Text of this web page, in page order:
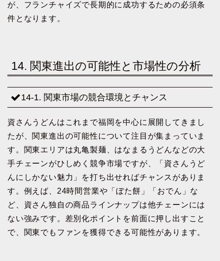
が、フランチャイズで長期的に成功するための必須条
件となります。
14. 関東進出の可能性と市場性の分析
14-1. 関東市場の競合環境とチャンス
資さんうどんはこれまで福岡を中心に展開してきまし
たが、関東進出の可能性について注目が集まっていま
す。関東エリアは丸亀製麺、はなまるうどんなどの大
手チェーンがひしめく競争市場ですが、「資さんうど
んにしかない魅力」を打ち出せればチャンスがありま
す。例えば、24時間営業や「ぼた餅」「おでん」な
ど、資さん独自の商品ラインナップは他チェーンには
ない強みです。差別化ポイントを前面に押し出すこと
で、関東でもファンを獲得できる可能性があります。